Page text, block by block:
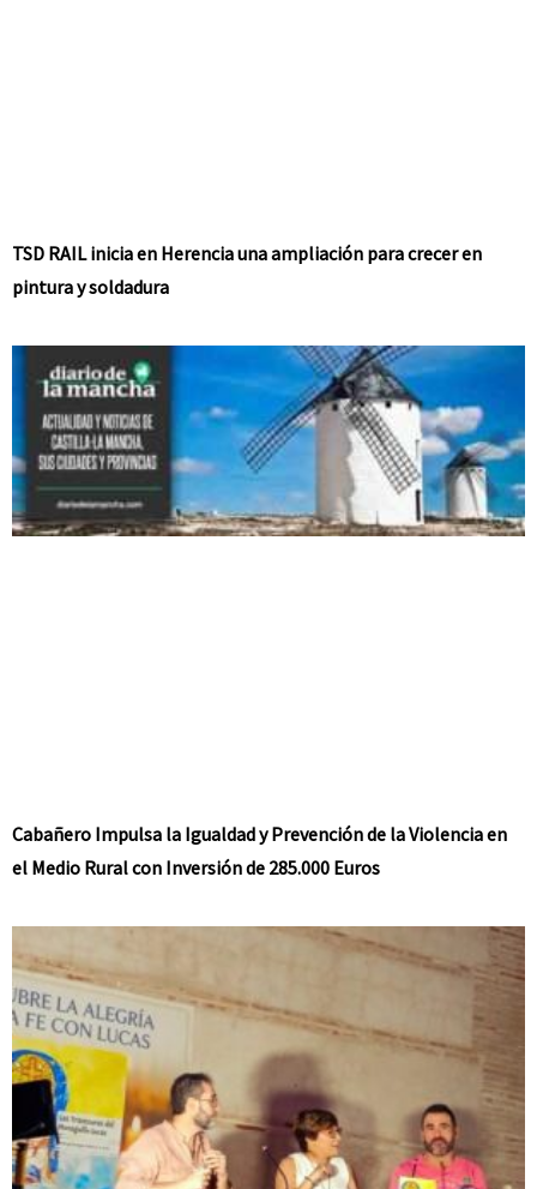
TSD RAIL inicia en Herencia una ampliación para crecer en
pintura y soldadura
Cabañero Impulsa la Igualdad y Prevención de la Violencia en
el Medio Rural con Inversión de 285.000 Euros